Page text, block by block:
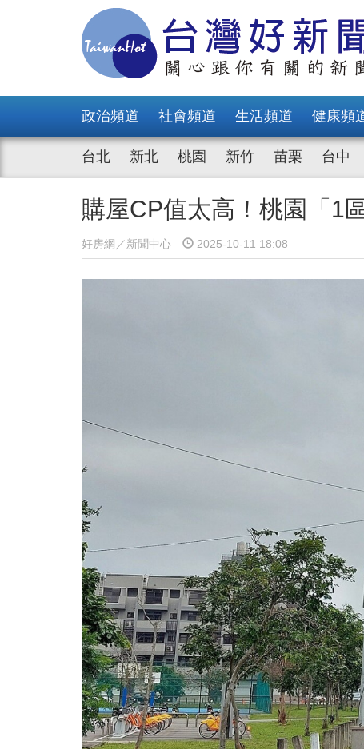
政治頻道 社會頻道 生活頻道 健康頻
台北 新北 桃園 新竹 苗栗 台中
購屋CP值太高！桃園「1
好房網／新聞中心 2025-10-11 18:08